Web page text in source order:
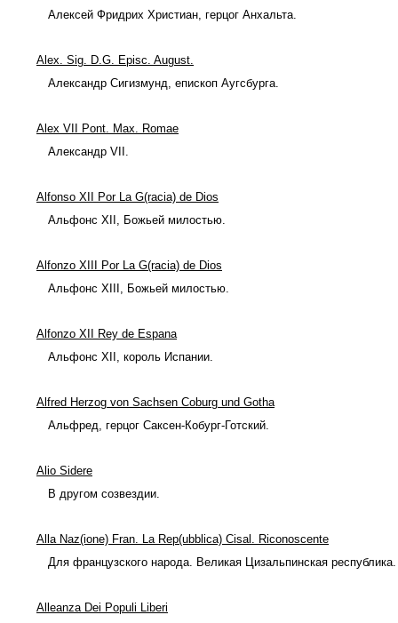
Алексей Фридрих Христиан, герцог Анхальта.
Alex. Sig. D.G. Episc. August.
Александр Сигизмунд, епископ Аугсбурга.
Alex VII Pont. Max. Romae
Александр VII.
Alfonso XII Por La G(racia) de Dios
Альфонс XII, Божьей милостью.
Alfonzo XIII Por La G(racia) de Dios
Альфонс XIII, Божьей милостью.
Alfonzo XII Rey de Espana
Альфонс XII, король Испании.
Alfred Herzog von Sachsen Coburg und Gotha
Альфред, герцог Саксен-Кобург-Готский.
Alio Sidere
В другом созвездии.
Alla Naz(ione) Fran. La Rep(ubblica) Cisal. Riconoscente
Для французского народа. Великая Цизальпинская республика.
Alleanza Dei Populi Liberi